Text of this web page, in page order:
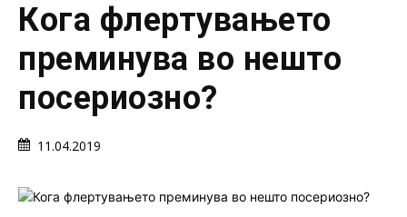
Кога флертувањето
преминува во нешто
посериозно?
11.04.2019